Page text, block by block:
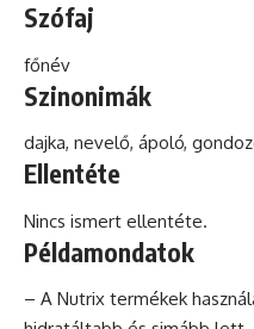
Szófaj
főnév
Szinonimák
dajka, nevelő, ápoló,
Ellentéte
Nincs ismert ellentéte.
Példamondatok
– A Nutrix termékek